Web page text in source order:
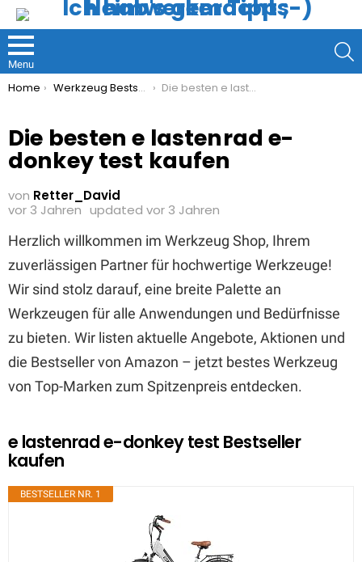
Menu
You are here:
Home Werkzeug Bestseller Die besten e lastenrad e-donkey test kaufen
Die besten e lastenrad e-
donkey test kaufen
von Retter_David
vor 3 Jahren updated vor 3 Jahren
Herzlich willkommen im Werkzeug Shop, Ihrem
zuverlässigen Partner für hochwertige Werkzeuge!
Wir sind stolz darauf, eine breite Palette an
Werkzeugen für alle Anwendungen und Bedürfnisse
zu bieten. Wir listen aktuelle Angebote, Aktionen und
die Bestseller von Amazon – jetzt bestes Werkzeug
von Top-Marken zum Spitzenpreis entdecken.
e lastenrad e-donkey test Bestseller
kaufen
BESTSELLER NR. 1